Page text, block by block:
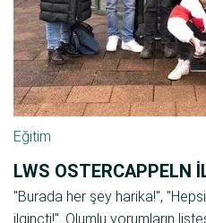
Eğitim
LWS OSTERCAPPELN
"Burada her şey harika!",
ilginçti!". Olumlu yorumların